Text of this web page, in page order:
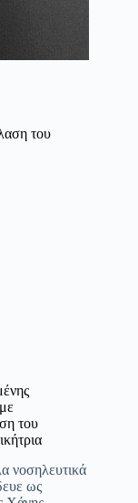
του
του
νοσηλευτικά
ως